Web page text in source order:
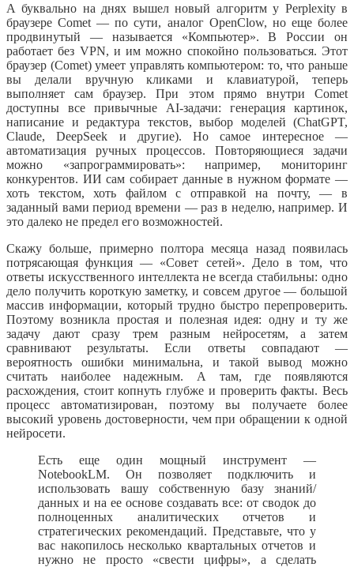
А буквально на днях вышел новый алгоритм у Perplexity в
браузере Comet — по сути, аналог OpenClow, но еще более
продвинутый — называется «Компьютер». В России он
работает без VPN, и им можно спокойно пользоваться. Этот
браузер (Comet) умеет управлять компьютером: то, что раньше
вы делали вручную кликами и клавиатурой, теперь
выполняет сам браузер. При этом прямо внутри Comet
доступны все привычные AI-задачи: генерация картинок,
написание и редактура текстов, выбор моделей (ChatGPT,
Claude, DeepSeek и другие). Но самое интересное —
автоматизация ручных процессов. Повторяющиеся задачи
можно «запрограммировать»: например, мониторинг
конкурентов. ИИ сам собирает данные в нужном формате —
хоть текстом, хоть файлом с отправкой на почту, — в
заданный вами период времени — раз в неделю, например. И
это далеко не предел его возможностей.
Скажу больше, примерно полтора месяца назад появилась
потрясающая функция — «Совет сетей». Дело в том, что
ответы искусственного интеллекта не всегда стабильны: одно
дело получить короткую заметку, и совсем другое — большой
массив информации, который трудно быстро перепроверить.
Поэтому возникла простая и полезная идея: одну и ту же
задачу дают сразу трем разным нейросетям, а затем
сравнивают результаты. Если ответы совпадают —
вероятность ошибки минимальна, и такой вывод можно
считать наиболее надежным. А там, где появляются
расхождения, стоит копнуть глубже и проверить факты. Весь
процесс автоматизирован, поэтому вы получаете более
высокий уровень достоверности, чем при обращении к одной
нейросети.
Есть еще один мощный инструмент —
NotebookLM. Он позволяет подключить и
использовать вашу собственную базу знаний/
данных и на ее основе создавать все: от сводок до
полноценных аналитических отчетов и
стратегических рекомендаций. Представьте, что у
вас накопилось несколько квартальных отчетов и
нужно не просто «свести цифры», а сделать